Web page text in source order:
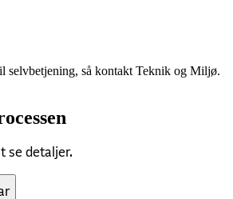
så kontakt Teknik og Miljø.
se detaljer.